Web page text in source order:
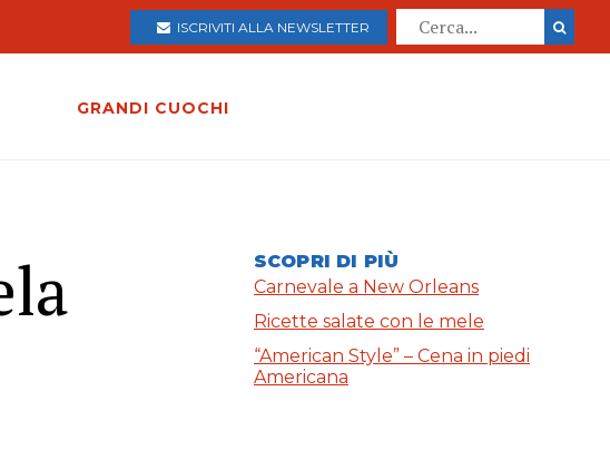
ISCRIVITI ALLA NEWSLETTER
GRANDI CUOCHI
SCOPRI DI PIÙ
Carnevale a New Orleans
Ricette salate con le mele
“American Style” – Cena in piedi
Americana